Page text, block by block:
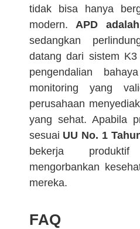
tidak bisa hanya
modern. APD
sedangkan
datang dari sistem
pengendalian
monitoring yang
perusahaan
yang sehat. Apabila
sesuai UU No. 1
bekerja
mengorbankan
mereka.
FAQ